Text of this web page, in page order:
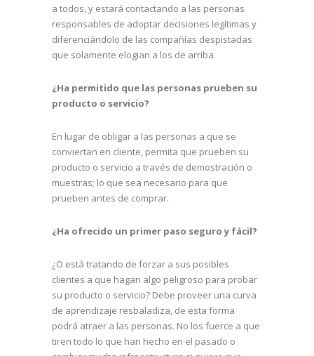
a todos, y estará contactando a las personas
responsables de adoptar decisiones legítimas y
diferenciándolo de las compañías despistadas
que solamente elogian a los de arriba.
¿Ha permitido que las personas prueben su
producto o servicio?
En lugar de obligar a las personas a que se
conviertan en cliente, permita que prueben su
producto o servicio a través de demostración o
muestras; lo que sea necesario para que
prueben antes de comprar.
¿Ha ofrecido un primer paso seguro y fácil?
¿O está tratando de forzar a sus posibles
clientes a que hagan algo peligroso para probar
su producto o servicio? Debe proveer una curva
de aprendizaje resbaladiza, de esta forma
podrá atraer a las personas. No los fuerce a que
tiren todo lo que han hecho en el pasado o